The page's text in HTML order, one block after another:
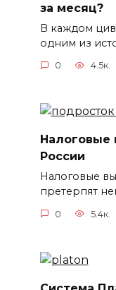
за месяц?
В каждом
одним из
0 4.5к.
Налоговые
России
Налоговые
претерпят
0 5.4к.